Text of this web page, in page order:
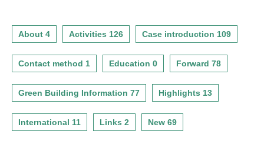
About 4 Activities 126 Case introduction 109
Contact method 1 Education 0 Forward 78
Green Building Information 77 Highlights 13
International 11 Links 2 New 69